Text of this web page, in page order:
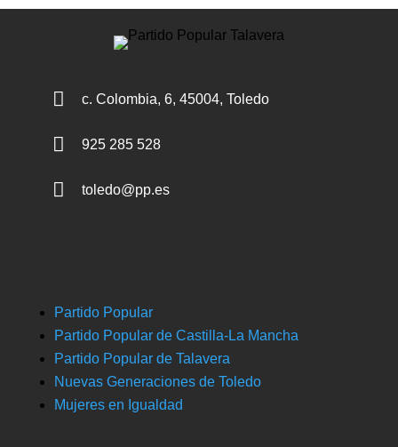
 c. Colombia, 6, 45004, Toledo
 925 285 528
 toledo@pp.es
Partido Popular
Partido Popular de Castilla-La Mancha
Partido Popular de Talavera
Nuevas Generaciones de Toledo
Mujeres en Igualdad